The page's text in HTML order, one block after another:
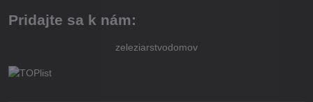
Pridajte sa k nám:
zeleziarstvodomov